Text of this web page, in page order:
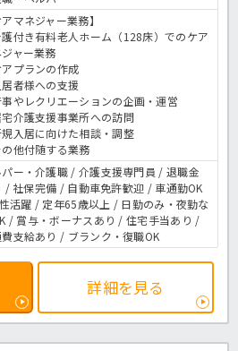
アマネジャー業務】
護付き有料老人ホーム（128床）でのケア
ャー業務
アプランの作成
居者様への支援
事やレクリエーションの企画・運営
宅介護支援事業所への訪問
規入居に向けた相談・調整
の他付随する業務
パー・介護職 / 介護支援専門員 / 退職金
/ 社保完備 / 自動車免許歓迎 / 車通勤OK
活躍 / 定年65歳以上 / 日勤のみ・夜勤な
/ 賞与・ボーナスあり / 住宅手当あり /
支給あり / ブランク・復職OK
詳細を見る